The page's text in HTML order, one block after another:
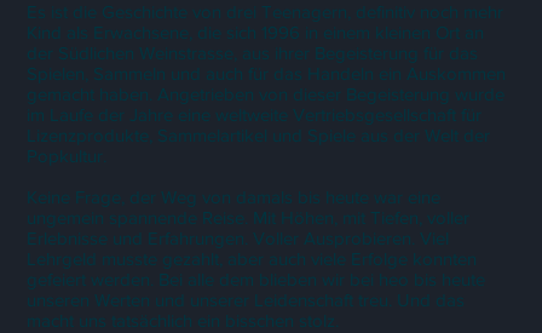
Es ist die Geschichte von drei Teenagern, definitiv noch mehr
Kind als Erwachsene, die sich 1996 in einem kleinen Ort an
der Südlichen Weinstrasse, aus ihrer Begeisterung für das
Spielen, Sammeln und auch für das Handeln ein Auskommen
gemacht haben. Angetrieben von dieser Begeisterung wurde
im Laufe der Jahre eine weltweite Vertriebsgesellschaft für
Lizenzprodukte, Sammelartikel und Spiele aus der Welt der
Popkultur.
Keine Frage, der Weg von damals bis heute war eine
ungemein spannende Reise. Mit Höhen, mit Tiefen, voller
Erlebnisse und Erfahrungen. Voller Ausprobieren. Viel
Lehrgeld musste gezahlt, aber auch viele Erfolge konnten
gefeiert werden. Bei alle dem blieben wir bei heo bis heute
unseren Werten und unserer Leidenschaft treu. Und das
macht uns tatsächlich ein bisschen stolz.